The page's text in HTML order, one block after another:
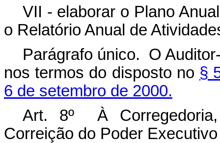
VII - elaborar o Plano
o Relatório Anual de
Parágrafo único. O
nos termos do disposto no §
6 de setembro de 2000.
Art. 8º À
Correição do Poder